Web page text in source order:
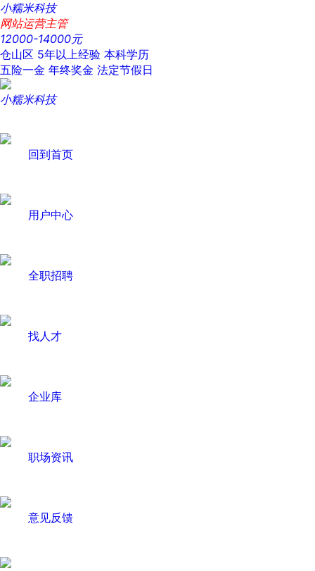
小糯米科技
网站运营主管
12000-14000元
仓山区 5年以上经验 本科学历
五险一金 年终奖金 法定节假日
小糯米科技
回到首页
用户中心
全职招聘
找人才
企业库
职场资讯
意见反馈